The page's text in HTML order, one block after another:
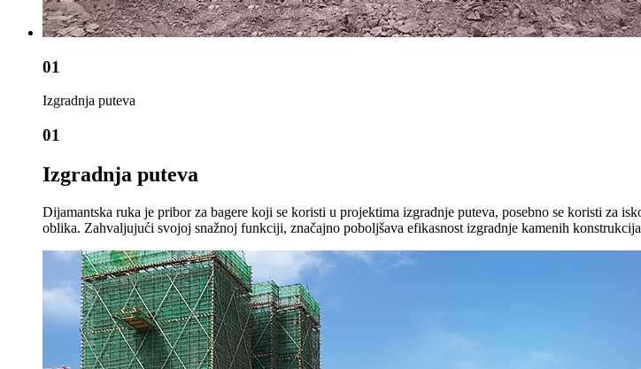
01
Izgradnja puteva
01
Izgradnja puteva
Dijamantska ruka je pribor za bagere koji se koristi u projektima izgradnje puteva, posebno se koristi za
oblika. Zahvaljujući svojoj snažnoj funkciji, značajno poboljšava efikasnost izgradnje kamenih